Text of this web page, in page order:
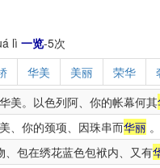
lì 一览-5次
华美 美丽 荣华
美。以色列阿、你的帐幕何其
、你的颈项、因珠串而华丽 。
、包在绣花蓝色包袱内、又有